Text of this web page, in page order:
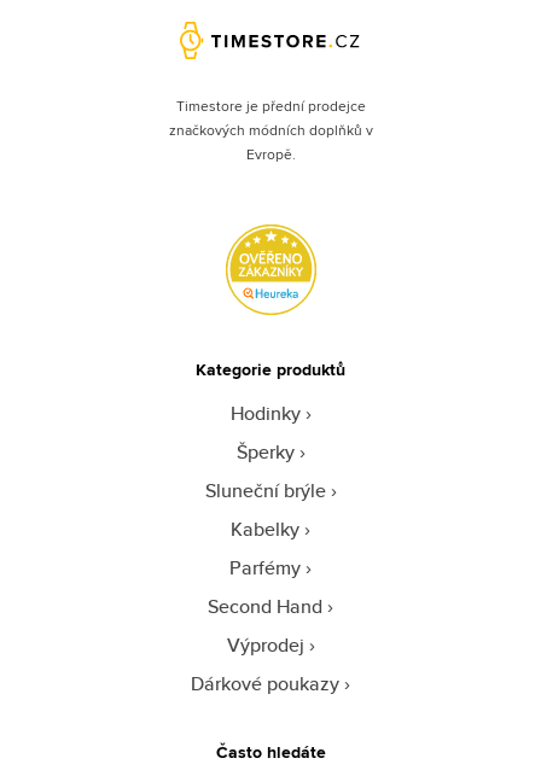
Timestore je přední prodejce
značkových módních doplňků v
Evropě.
Kategorie produktů
Hodinky
Šperky
Sluneční brýle
Kabelky
Parfémy
Second Hand
Výprodej
Dárkové poukazy
Často hledáte